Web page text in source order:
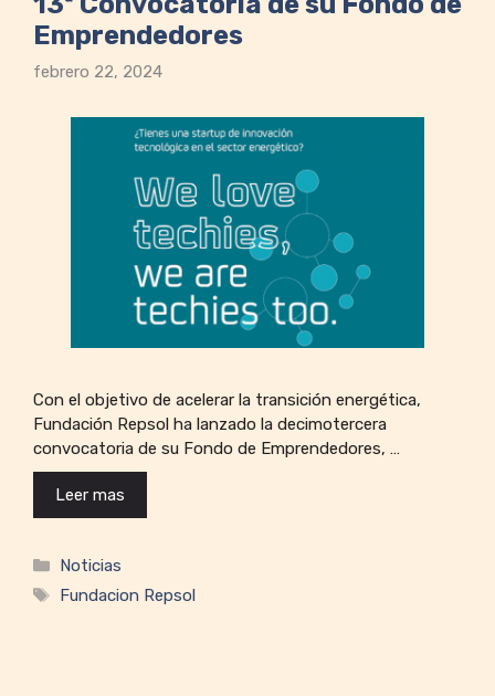
Emprendedores
febrero 22, 2024
Con el objetivo de acelerar la transición energética,
Fundación Repsol ha lanzado la decimotercera
convocatoria de su Fondo de Emprendedores, …
Leer mas
Categorías
Noticias
Etiquetas
Fundacion Repsol